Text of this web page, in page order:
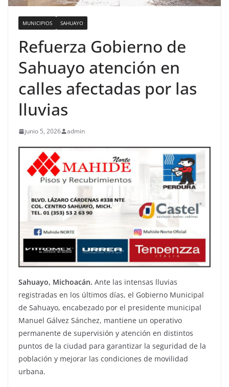
MUNICIPIOS SAHUAYO
Refuerza Gobierno de
Sahuayo atención en
calles afectadas por las
lluvias
junio 5, 2026 admin
Sahuayo, Michoacán. Ante las intensas lluvias
registradas en los últimos días, el Gobierno Municipal
de Sahuayo, encabezado por el presidente municipal
Manuel Gálvez Sánchez, mantiene un operativo
permanente de supervisión y atención en distintos
puntos de la ciudad para garantizar la seguridad de la
población y mejorar las condiciones de movilidad
urbana.